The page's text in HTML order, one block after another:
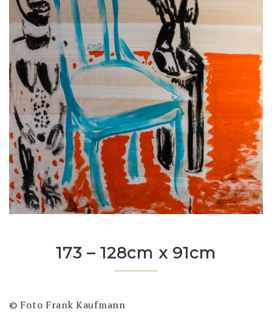
173 – 128cm x 91cm
© Foto Frank Kaufmann